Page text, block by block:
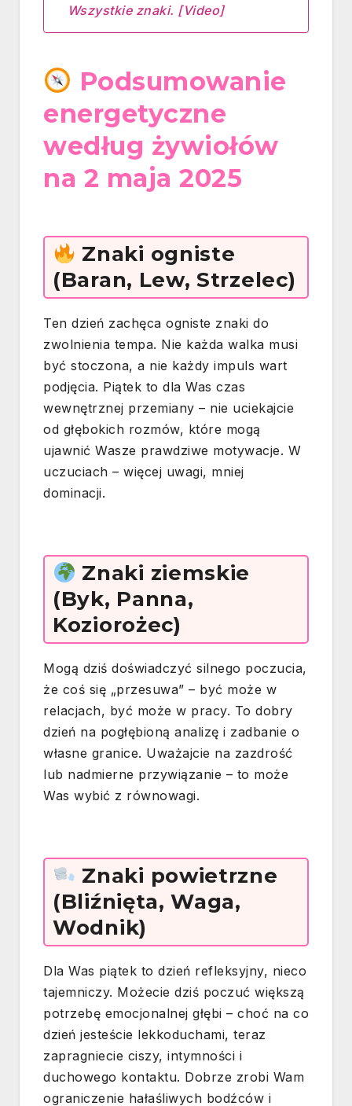
Wszystkie znaki. [Video]
Podsumowanie
energetyczne
według żywiołów
na 2 maja 2025
Znaki ogniste
(Baran, Lew, Strzelec)
Ten dzień zachęca ogniste znaki do
zwolnienia tempa. Nie każda walka musi
być stoczona, a nie każdy impuls wart
podjęcia. Piątek to dla Was czas
wewnętrznej przemiany – nie uciekajcie
od głębokich rozmów, które mogą
ujawnić Wasze prawdziwe motywacje. W
uczuciach – więcej uwagi, mniej
dominacji.
Znaki ziemskie
(Byk, Panna,
Koziorożec)
Mogą dziś doświadczyć silnego poczucia,
że coś się „przesuwa” – być może w
relacjach, być może w pracy. To dobry
dzień na pogłębioną analizę i zadbanie o
własne granice. Uważajcie na zazdrość
lub nadmierne przywiązanie – to może
Was wybić z równowagi.
Znaki powietrzne
(Bliźnięta, Waga,
Wodnik)
Dla Was piątek to dzień refleksyjny, nieco
tajemniczy. Możecie dziś poczuć większą
potrzebę emocjonalnej głębi – choć na co
dzień jesteście lekkoduchami, teraz
zapragniecie ciszy, intymności i
duchowego kontaktu. Dobrze zrobi Wam
ograniczenie hałaśliwych bodźców i